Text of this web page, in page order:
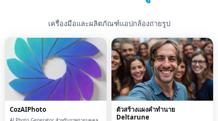
เครื่องมือและผลิตภัณฑ์แอปกล้องถ่ายรูป
CozAIPhoto
ตัวสร้างแผงคำทำนาย
Deltarune